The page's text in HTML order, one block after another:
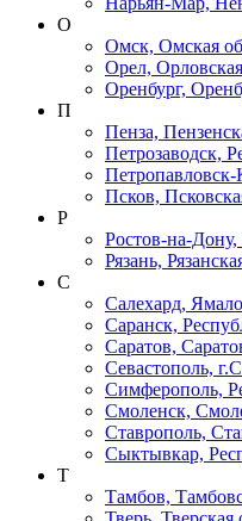
О
Омск, Омская
Орел,
Оренбург,
П
Пенза,
Петрозаводск,
Псков,
Р
Ростов-на-Дону,
Рязань,
С
Салехард,
Саранск,
Саратов,
Севастополь,
Симферополь,
Смоленск,
Ставрополь,
Сыктывкар,
Т
Тамбов,